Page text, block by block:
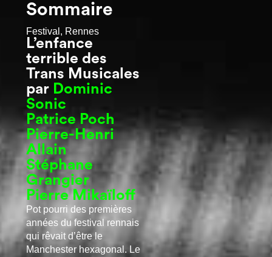
Sommaire
Festival, Rennes
L’enfance
terrible des
Trans Musicales
par Dominic
Sonic
Patrice Poch
Pierre-Henri
Allain
Stéphane
Grangier
Pierre Mikaïloff
Pot pourri des premières
années du festival rennais
qui rêvait d’être le
Manchester hexagonal. Le